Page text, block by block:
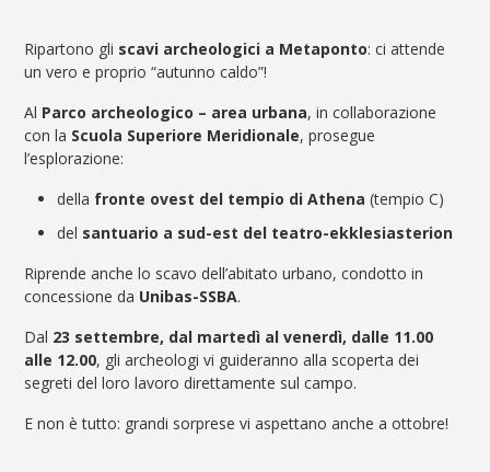
Ripartono gli scavi archeologici a Metaponto: ci attende
un vero e proprio “autunno caldo”!
Al Parco archeologico – area urbana, in collaborazione
con la Scuola Superiore Meridionale, prosegue
l’esplorazione:
della fronte ovest del tempio di Athena (tempio C)
del santuario a sud-est del teatro-ekklesiasterion
Riprende anche lo scavo dell’abitato urbano, condotto in
concessione da Unibas-SSBA.
Dal 23 settembre, dal martedì al venerdì, dalle 11.00
alle 12.00, gli archeologi vi guideranno alla scoperta dei
segreti del loro lavoro direttamente sul campo.
E non è tutto: grandi sorprese vi aspettano anche a ottobre!